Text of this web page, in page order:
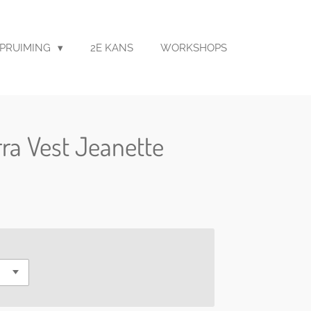
2E KANS
WORKSHOPS
Vest Jeanette